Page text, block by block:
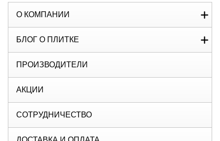
О КОМПАНИИ
БЛОГ О ПЛИТКЕ
ПРОИЗВОДИТЕЛИ
АКЦИИ
СОТРУДНИЧЕСТВО